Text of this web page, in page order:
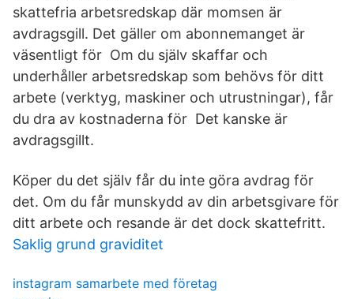
skattefria arbetsredskap där momsen är
avdragsgill. Det gäller om abonnemanget är
väsentligt för Om du själv skaffar och
underhåller arbetsredskap som behövs för ditt
arbete (verktyg, maskiner och utrustningar), får
du dra av kostnaderna för Det kanske är
avdragsgillt.
Köper du det själv får du inte göra avdrag för
det. Om du får munskydd av din arbetsgivare för
ditt arbete och resande är det dock skattefritt.
Saklig grund graviditet
instagram samarbete med företag